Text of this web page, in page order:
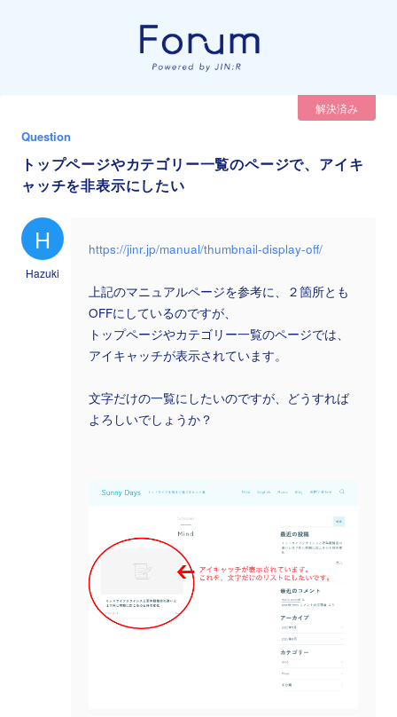
解決済み
Question
トップページやカテゴリー一覧のページで、アイキ
ャッチを非表示にしたい
H
Hazuki
https://jinr.jp/manual/thumbnail-display-off/
上記のマニュアルページを参考に、２箇所とも
OFFにしているのですが、
トップページやカテゴリー一覧のページでは、
アイキャッチが表示されています。
文字だけの一覧にしたいのですが、どうすれば
よろしいでしょうか？